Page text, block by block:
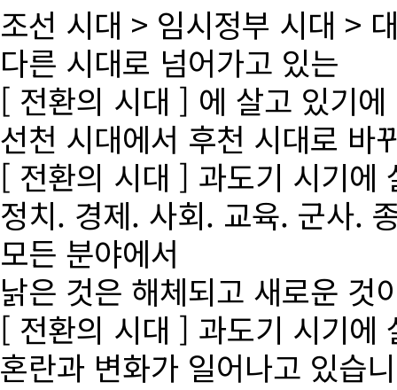
조선 시대 > 임시정부 시대 >
다른 시대로 넘어가고 있는
[ 전환의 시대 ] 에 살고 있기에
선천 시대에서 후천 시대로 바
[ 전환의 시대 ] 과도기 시기에
정치. 경제. 사회. 교육. 군사.
모든 분야에서
낡은 것은 해체되고 새로운 것
[ 전환의 시대 ] 과도기 시기에
혼란과 변화가 일어나고 있습